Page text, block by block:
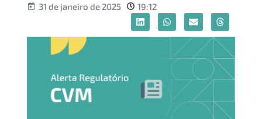
31 de janeiro de 2025 19:12